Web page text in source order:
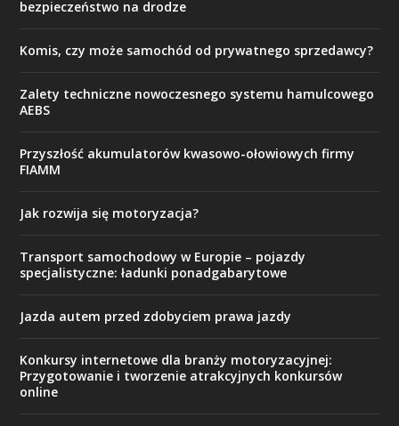
bezpieczeństwo na drodze
Komis, czy może samochód od prywatnego sprzedawcy?
Zalety techniczne nowoczesnego systemu hamulcowego
AEBS
Przyszłość akumulatorów kwasowo-ołowiowych firmy
FIAMM
Jak rozwija się motoryzacja?
Transport samochodowy w Europie – pojazdy
specjalistyczne: ładunki ponadgabarytowe
Jazda autem przed zdobyciem prawa jazdy
Konkursy internetowe dla branży motoryzacyjnej:
Przygotowanie i tworzenie atrakcyjnych konkursów
online